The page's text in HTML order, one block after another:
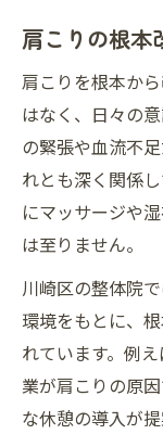
肩こりの根本
肩こりを根本か
はなく、日々の
の緊張や血流不
れとも深く関係
にマッサージや
は至りません。
川崎区の整体院
環境をもとに、
れています。例
業が肩こりの原
な休憩の導入が